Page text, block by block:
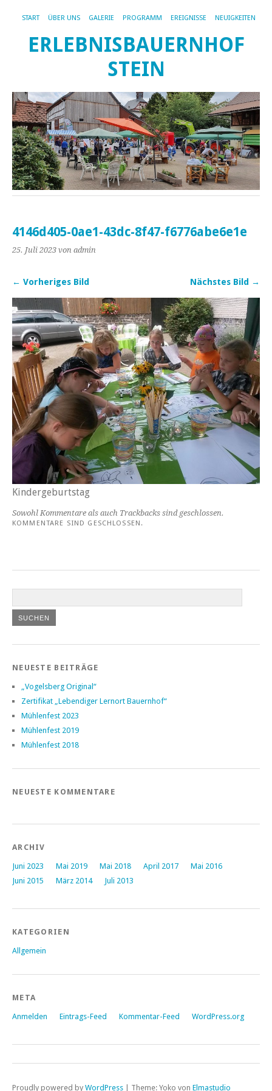
START ÜBER UNS GALERIE PROGRAMM EREIGNISSE NEUIGKEITEN
ERLEBNISBAUERNHOF
STEIN
4146d405-0ae1-43dc-8f47-f6776abe6e1e
25. Juli 2023 von admin
← Vorheriges Bild Nächstes Bild →
Kindergeburtstag
Sowohl Kommentare als auch Trackbacks sind geschlossen.
KOMMENTARE SIND GESCHLOSSEN.
NEUESTE BEITRÄGE
„Vogelsberg Original“
Zertifikat „Lebendiger Lernort Bauernhof“
Mühlenfest 2023
Mühlenfest 2019
Mühlenfest 2018
NEUESTE KOMMENTARE
ARCHIV
Juni 2023 Mai 2019 Mai 2018 April 2017
Mai 2016
Juni 2015
März 2014 Juli 2013
KATEGORIEN
Allgemein
META
Anmelden Eintrags-Feed Kommentar-Feed WordPress.org
Proudly powered by WordPress | Theme: Yoko von Elmastudio